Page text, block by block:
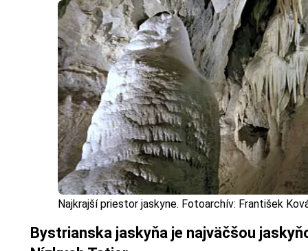
Najkrajší priestor jaskyne. Fotoarchív: František
Bystrianska jaskyňa je najväčšou